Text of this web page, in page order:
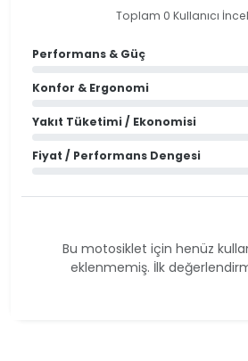
Toplam 0 Kullanıcı
Performans & Güç
Konfor & Ergonomi
Yakıt Tüketimi / Ekonomisi
Fiyat / Performans Dengesi
Bu motosiklet için henüz
eklenmemiş. İlk